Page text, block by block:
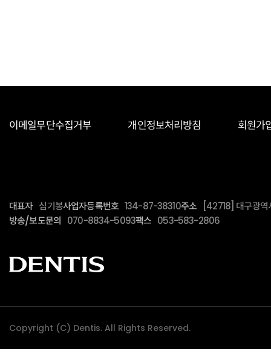
이메일무단수집거부 개인정보처리방침 회원가
대표자 심기봉사업자등록번호 134-87-38310주소
[42718] 대구광
방송/보도문의 070-8834-5093팩스 053-583-2806
Copyright (C) Dentis. All Rights Reserved.